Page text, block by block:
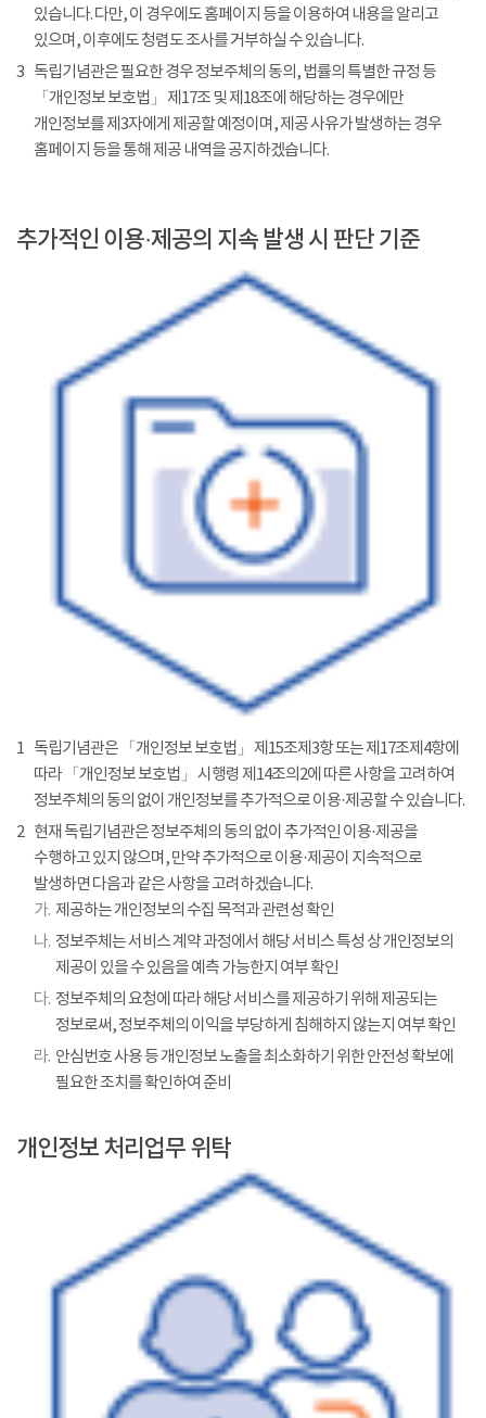
있습니다. 다만, 이 경우에도 홈페이지 등을 이용하여 내용을 알리고
있으며, 이후에도 청렴도 조사를 거부하실 수 있습니다.
3 독립기념관은 필요한 경우 정보주체의 동의, 법률의 특별한 규정 등
「개인정보 보호법」 제17조 및 제18조에 해당하는 경우에만
개인정보를 제3자에게 제공할 예정이며, 제공 사유가 발생하는 경우
홈페이지 등을 통해 제공 내역을 공지하겠습니다.
추가적인 이용·제공의 지속 발생 시 판단 기준
1 독립기념관은 「개인정보 보호법」 제15조제3항 또는 제17조제4항에
따라 「개인정보 보호법」 시행령 제14조의2에 따른 사항을 고려하여
정보주체의 동의 없이 개인정보를 추가적으로 이용·제공할 수 있습니다.
2 현재 독립기념관은 정보주체의 동의 없이 추가적인 이용·제공을
수행하고 있지 않으며, 만약 추가적으로 이용·제공이 지속적으로
발생하면 다음과 같은 사항을 고려하겠습니다.
가. 제공하는 개인정보의 수집 목적과 관련성 확인
나. 정보주체는 서비스 계약 과정에서 해당 서비스 특성 상 개인정보의
제공이 있을 수 있음을 예측 가능한지 여부 확인
다. 정보주체의 요청에 따라 해당 서비스를 제공하기 위해 제공되는
정보로써, 정보주체의 이익을 부당하게 침해하지 않는지 여부 확인
라. 안심번호 사용 등 개인정보 노출을 최소화하기 위한 안전성 확보에
필요한 조치를 확인하여 준비
개인정보 처리업무 위탁